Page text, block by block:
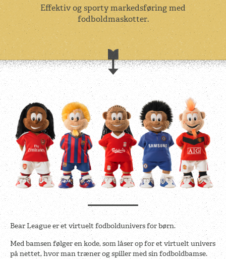
TILMELD
Effektiv og sporty markedsføring med
fodboldmaskotter.
Bear League er et virtuelt fodboldunivers for børn.
Med bamsen følger en kode, som låser op for et virtuelt univers
på nettet, hvor man træner og spiller med sin fodboldbamse.